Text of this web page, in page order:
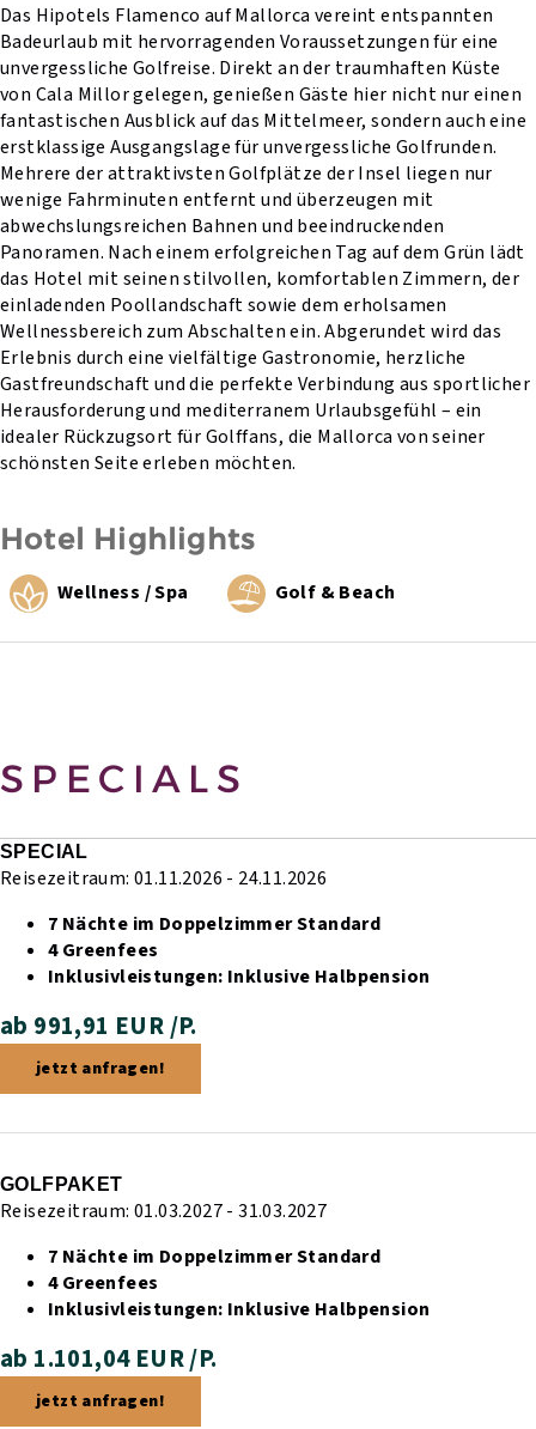
Das Hipotels Flamenco auf Mallorca vereint entspannten
Badeurlaub mit hervorragenden Voraussetzungen für eine
unvergessliche Golfreise. Direkt an der traumhaften Küste
von Cala Millor gelegen, genießen Gäste hier nicht nur einen
fantastischen Ausblick auf das Mittelmeer, sondern auch eine
erstklassige Ausgangslage für unvergessliche Golfrunden.
Mehrere der attraktivsten Golfplätze der Insel liegen nur
wenige Fahrminuten entfernt und überzeugen mit
abwechslungsreichen Bahnen und beeindruckenden
Panoramen. Nach einem erfolgreichen Tag auf dem Grün lädt
das Hotel mit seinen stilvollen, komfortablen Zimmern, der
einladenden Poollandschaft sowie dem erholsamen
Wellnessbereich zum Abschalten ein. Abgerundet wird das
Erlebnis durch eine vielfältige Gastronomie, herzliche
Gastfreundschaft und die perfekte Verbindung aus sportlicher
Herausforderung und mediterranem Urlaubsgefühl – ein
idealer Rückzugsort für Golffans, die Mallorca von seiner
schönsten Seite erleben möchten.
Hotel Highlights
Wellness / Spa Golf & Beach
SPECIALS
SPECIAL
Reisezeitraum: 01.11.2026 - 24.11.2026
7 Nächte im Doppelzimmer Standard
4 Greenfees
Inklusivleistungen: Inklusive Halbpension
ab 991,91 EUR /P.
jetzt anfragen!
GOLFPAKET
Reisezeitraum: 01.03.2027 - 31.03.2027
7 Nächte im Doppelzimmer Standard
4 Greenfees
Inklusivleistungen: Inklusive Halbpension
ab 1.101,04 EUR /P.
jetzt anfragen!